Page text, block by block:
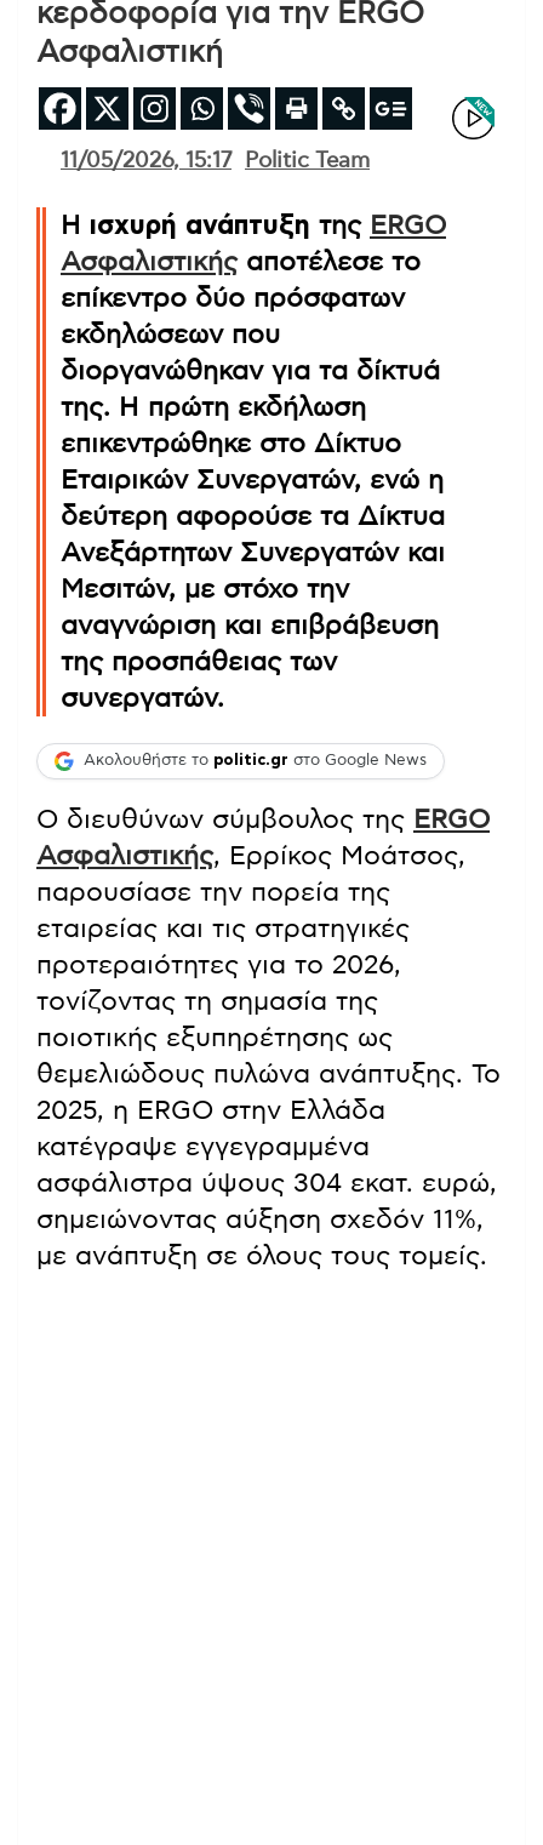
κερδοφορία για την ERGO
Ασφαλιστική
11/05/2026, 15:17 Politic Team
Η ισχυρή ανάπτυξη της ERGO
Ασφαλιστικήςαποτέλεσε το
επίκεντρο δύο πρόσφατων
εκδηλώσεων που
διοργανώθηκαν για τα δίκτυά
της. Η πρώτη εκδήλωση
επικεντρώθηκε στο Δίκτυο
Εταιρικών Συνεργατών, ενώ η
δεύτερη αφορούσε τα Δίκτυα
Ανεξάρτητων Συνεργατών και
Μεσιτών, με στόχο την
αναγνώριση και επιβράβευση
της προσπάθειας των
συνεργατών.
Ακολουθήστε το politic.gr στο Google News
Ο διευθύνων σύμβουλος της ERGO
Ασφαλιστικής, Ερρίκος Μοάτσος,
παρουσίασε την πορεία της
εταιρείας και τις στρατηγικές
προτεραιότητες για το 2026,
τονίζοντας τη σημασία της
ποιοτικής εξυπηρέτησης ως
θεμελιώδους πυλώνα ανάπτυξης. Το
2025, η ERGO στην Ελλάδα
κατέγραψε εγγεγραμμένα
ασφάλιστρα ύψους 304 εκατ. ευρώ,
σημειώνοντας αύξηση σχεδόν 11%,
με ανάπτυξη σε όλους τους τομείς.